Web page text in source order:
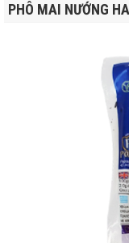
PHÔ MAI NƯỚNG